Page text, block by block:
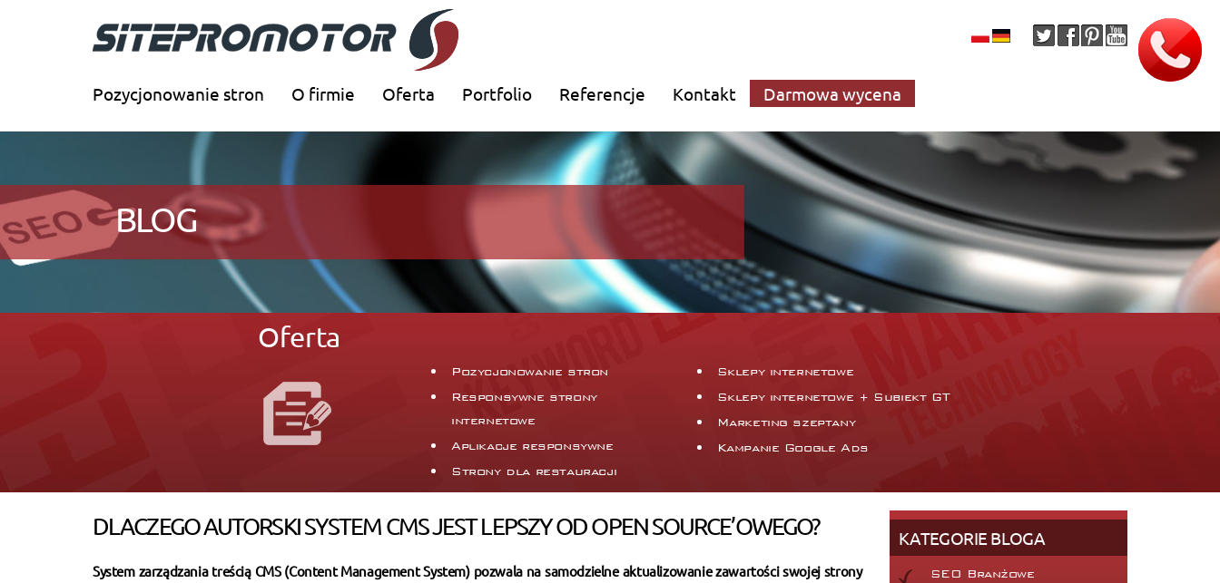
Pozycjonowanie stron O firmie Oferta Portfolio Referencje Kontakt Darmowa wycena
BLOG
Oferta
Pozycjonowanie stron
Responsywne strony
internetowe
Aplikacje responsywne
Strony dla restauracji
Sklepy internetowe
Sklepy internetowe + Subiekt GT
Marketing szeptany
Kampanie Google Ads
DLACZEGO AUTORSKI SYSTEM CMS JEST LEPSZY OD OPEN SOURCE’OWEGO?
System zarządzania treścią CMS (Content Management System) pozwala na samodzielne aktualizowanie zawartości swojej strony
KATEGORIE BLOGA
SEO Branżowe